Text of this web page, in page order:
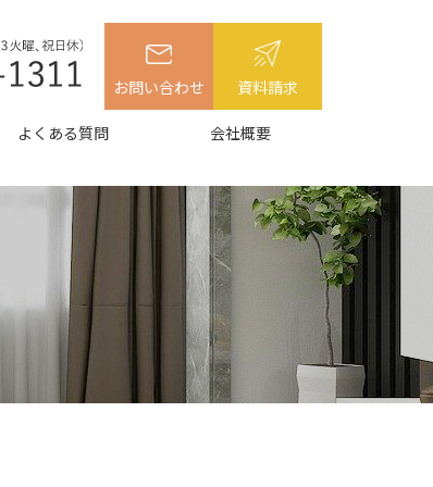
お問い合わせ 資料請求
よくある質問 会社概要